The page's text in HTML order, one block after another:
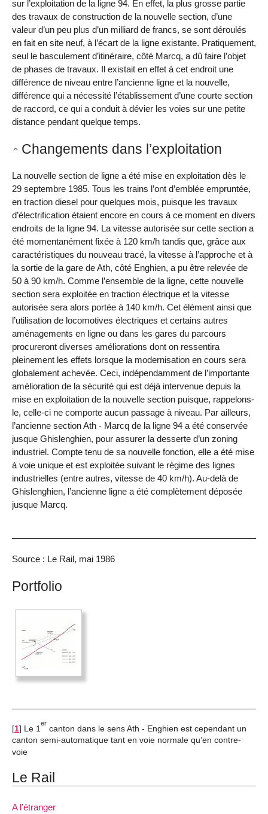
sur l’exploitation de la ligne 94. En effet, la plus grosse partie
des travaux de construction de la nouvelle section, d’une
valeur d’un peu plus d’un milliard de francs, se sont déroulés
en fait en site neuf, à l’écart de la ligne existante. Pratiquement,
seul le basculement d’itinéraire, côté Marcq, a dû faire l’objet
de phases de travaux. Il existait en effet à cet endroit une
différence de niveau entre l’ancienne ligne et la nouvelle,
différence qui a nécessité l’établissement d’une courte section
de raccord, ce qui a conduit à dévier les voies sur une petite
distance pendant quelque temps.
Changements dans l’exploitation
La nouvelle section de ligne a été mise en exploitation dès le
29 septembre 1985. Tous les trains l’ont d’emblée empruntée,
en traction diesel pour quelques mois, puisque les travaux
d’électrification étaient encore en cours à ce moment en divers
endroits de la ligne 94. La vitesse autorisée sur cette section a
été momentanément fixée à 120 km/h tandis que, grâce aux
caractéristiques du nouveau tracé, la vitesse à l’approche et à
la sortie de la gare de Ath, côté Enghien, a pu être relevée de
50 à 90 km/h. Comme l’ensemble de la ligne, cette nouvelle
section sera exploitée en traction électrique et la vitesse
autorisée sera alors portée à 140 km/h. Cet élément ainsi que
l’utilisation de locomotives électriques et certains autres
aménagements en ligne ou dans les gares du parcours
procureront diverses améliorations dont on ressentira
pleinement les effets lorsque la modernisation en cours sera
globalement achevée. Ceci, indépendamment de l’importante
amélioration de la sécurité qui est déjà intervenue depuis la
mise en exploitation de la nouvelle section puisque, rappelons-
le, celle-ci ne comporte aucun passage à niveau. Par ailleurs,
l’ancienne section Ath - Marcq de la ligne 94 a été conservée
jusque Ghislenghien, pour assurer la desserte d’un zoning
industriel. Compte tenu de sa nouvelle fonction, elle a été mise
à voie unique et est exploitée suivant le régime des lignes
industrielles (entre autres, vitesse de 40 km/h). Au-delà de
Ghislenghien, l’ancienne ligne a été complètement déposée
jusque Marcq.
Source : Le Rail, mai 1986
Portfolio
[1] Le 1
er
canton dans le sens Ath - Enghien est cependant un
canton semi-automatique tant en voie normale qu’en contre-
voie
Le Rail
A l’étranger